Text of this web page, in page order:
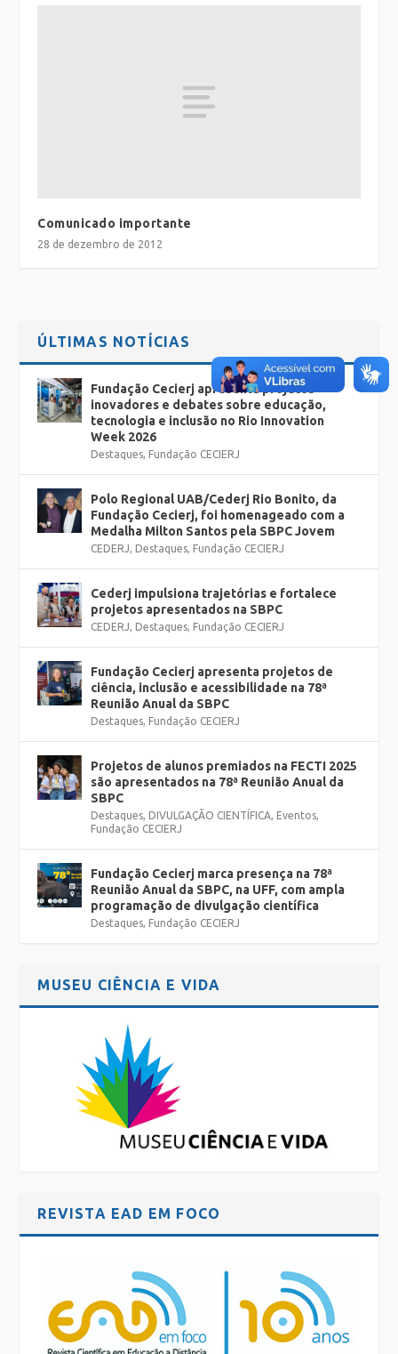
Comunicado importante
28 de dezembro de 2012
ÚLTIMAS NOTÍCIAS
Fundação Cecierj apresenta projetos
inovadores e debates sobre educação,
tecnologia e inclusão no Rio Innovation
Week 2026
Destaques, Fundação CECIERJ
Polo Regional UAB/Cederj Rio Bonito, da
Fundação Cecierj, foi homenageado com a
Medalha Milton Santos pela SBPC Jovem
CEDERJ, Destaques, Fundação CECIERJ
Cederj impulsiona trajetórias e fortalece
projetos apresentados na SBPC
CEDERJ, Destaques, Fundação CECIERJ
Fundação Cecierj apresenta projetos de
ciência, inclusão e acessibilidade na 78ª
Reunião Anual da SBPC
Destaques, Fundação CECIERJ
Projetos de alunos premiados na FECTI 2025
são apresentados na 78ª Reunião Anual da
SBPC
Destaques, DIVULGAÇÃO CIENTÍFICA, Eventos,
Fundação CECIERJ
Fundação Cecierj marca presença na 78ª
Reunião Anual da SBPC, na UFF, com ampla
programação de divulgação científica
Destaques, Fundação CECIERJ
MUSEU CIÊNCIA E VIDA
REVISTA EAD EM FOCO